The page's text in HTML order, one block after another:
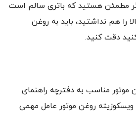
مطمئن هستید که باتری سالم است
را هم نداشتید، باید به روغن
دقت کنید.
موتور مناسب به دفترچه راهنمای
ویسکوزیته روغن موتور عامل مهمی